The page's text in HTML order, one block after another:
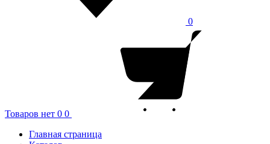
0
Товаров нет 0 0
Главная страница